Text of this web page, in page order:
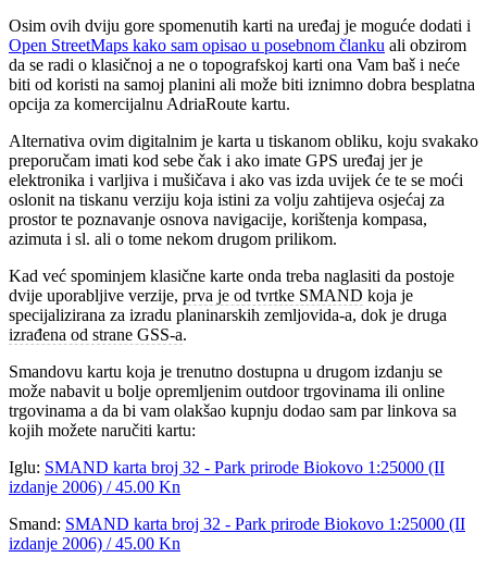
Osim ovih dviju gore spomenutih karti na uređaj je moguće dodati i
Open StreetMaps kako sam opisao u posebnom članku ali obzirom
da se radi o klasičnoj a ne o topografskoj karti ona Vam baš i neće
biti od koristi na samoj planini ali može biti iznimno dobra besplatna
opcija za komercijalnu AdriaRoute kartu.
Alternativa ovim digitalnim je karta u tiskanom obliku, koju svakako
preporučam imati kod sebe čak i ako imate GPS uređaj jer je
elektronika i varljiva i mušičava i ako vas izda uvijek će te se moći
oslonit na tiskanu verziju koja istini za volju zahtijeva osjećaj za
prostor te poznavanje osnova navigacije, korištenja kompasa,
azimuta i sl. ali o tome nekom drugom prilikom.
Kad već spominjem klasične karte onda treba naglasiti da postoje
dvije uporabljive verzije, prva je od tvrtke SMAND koja je
specijalizirana za izradu planinarskih zemljovida-a, dok je druga
izrađena od strane GSS-a.
Smandovu kartu koja je trenutno dostupna u drugom izdanju se
može nabavit u bolje opremljenim outdoor trgovinama ili online
trgovinama a da bi vam olakšao kupnju dodao sam par linkova sa
kojih možete naručiti kartu:
Iglu: SMAND karta broj 32 - Park prirode Biokovo 1:25000 (II
izdanje 2006) / 45.00 Kn
Smand: SMAND karta broj 32 - Park prirode Biokovo 1:25000 (II
izdanje 2006) / 45.00 Kn